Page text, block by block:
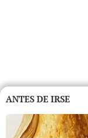
ANTES DE IRSE